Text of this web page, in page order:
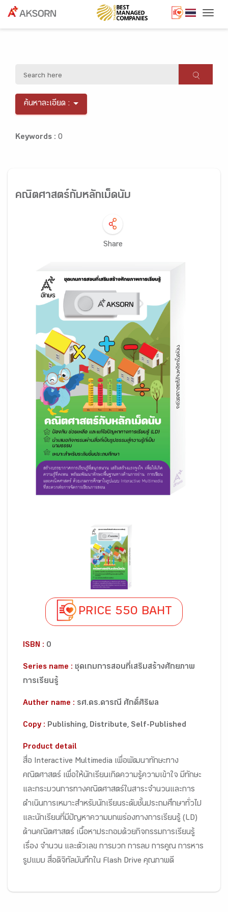
ค้นหาละเอียด :
Keywords : 0
คณิตศาสตร์กับหลักเม็ดนับ
Share
PRICE 550 BAHT
ISBN : 0
Series name :
การเรียนรู้
Auther name : รศ.ดร.ดารณี ศักดิ์ศิริผล
Copy : Publishing, Distribute, Self-Published
Product detail
สื่อ Interactive Multimedia เพื่อพัฒนาทักษะทาง
คณิตศาสตร์ เพื่อให้นักเรียนเกิดความรู้ความเข้าใจ มีทักษะ
และกระบวนการทางคณิตศาสตร์ในสาระจำนวนและการ
ดำเนินการเหมาะสำหรับนักเรียนระดับชั้นประถมศึกษาทั่วไป
และนักเรียนที่มีปัญหาความบกพร่องทางการเรียนรู้ (LD)
ด้านคณิตศาสตร์ เนื้อหาประกอบด้วยกิจกรรมการเรียนรู้
เรื่อง จำนวน และตัวเลข การบวก การลบ การคูณ การหาร
รูปแบบ สื่อดิจิทัลบันทึกใน Flash Drive คุณภาพดี